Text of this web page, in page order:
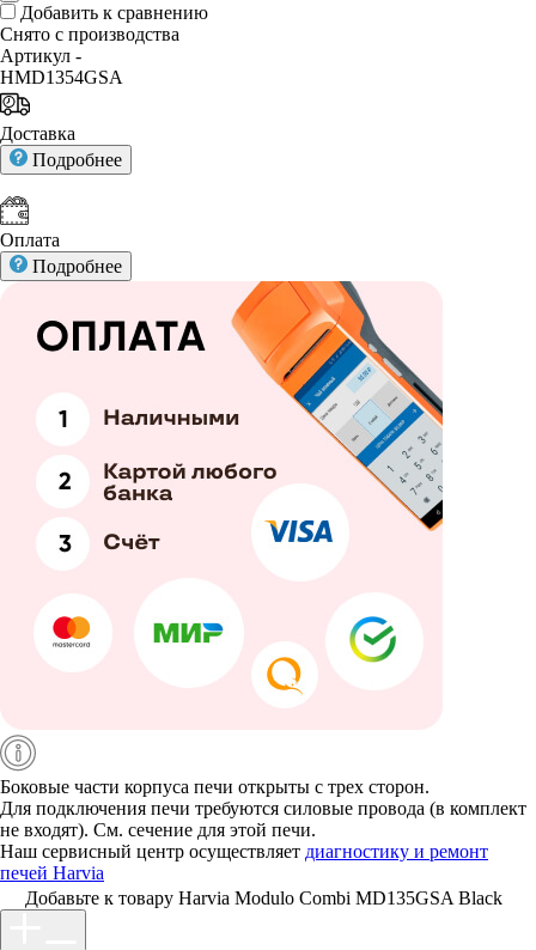
Добавить к сравнению
Снято с производства
Артикул -
HMD1354GSA
Доставка
Подробнее
Оплата
Подробнее
Боковые части корпуса печи открыты с трех сторон.
Для подключения печи требуются силовые провода (в комплект
не входят). См. сечение для этой печи.
Наш сервисный центр осуществляет диагностику и ремонт
печей Harvia
Добавьте к товару Harvia Modulo Combi MD135GSA Black